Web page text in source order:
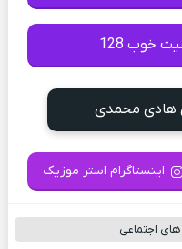
خوب 128
هادی محمدی
اینستاگرام استر موزیک
اجتماعی